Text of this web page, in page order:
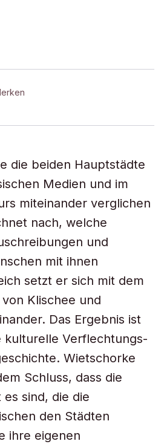
die beiden Hauptstädte
Medien und im
miteinander verglichen
nach, welche
und
mit ihnen
setzt er sich mit dem
Klischee und
Das Ergebnis ist
kulturelle Verflechtungs-
Wietschorke
Schluss, dass die
sind, die die
den Städten
ihre eigenen